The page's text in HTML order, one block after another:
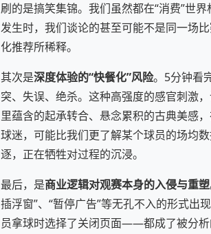
刷的是搞笑集锦。我们虽然都在“消费”世
发生时，我们谈论的甚至可能不是同一场
化推荐所稀释。
其次是深度体验的“快餐化”风险。5分钟看
突、失误、绝杀。这种高强度的感官刺激
里蕴含的起承转合、悬念累积的古典美感
球迷，可能比我们更了解某个球员的场均
逐，正在牺牲对过程的沉浸。
最后，是商业逻辑对观赛本身的入侵与重塑
插浮窗”、“暂停广告”等无孔不入的形式
员拿球时选择了关闭页面——都成了被分析